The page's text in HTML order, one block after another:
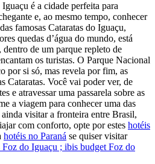
é a cidade perfeita para
e, ao mesmo tempo, conhecer
famosas Cataratas do Iguaçu,
quedas d’água do mundo, está
de um parque repleto de
os turistas. O Parque Nacional
por si só, mas revela por fim, as
Cataratas. Você vai poder ver, de
e atravessar uma passarela sobre as
a viagem para conhecer uma das
visitar a fronteira entre Brasil,
com conforto, opte por estes hotéis
hotéis no Paraná se quiser visitar
Foz do Iguaçu ; ibis budget Foz do